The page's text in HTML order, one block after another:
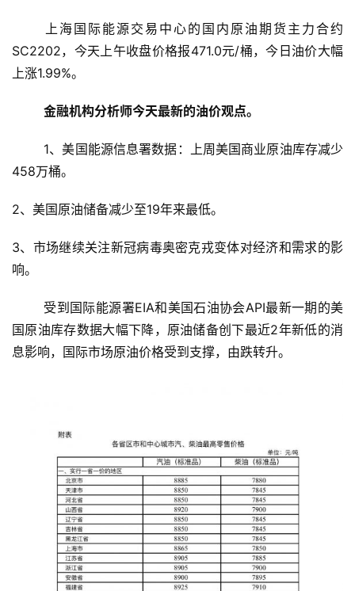
上海国际能源交易中心的国内原油期货主力合约
SC2202，今天上午收盘价格报471.0元/桶，今日油价大幅
上涨1.99%。
金融机构分析师今天最新的油价观点。
458万桶。
2、美国原油储备减少至19年来最低。
3、市场继续关注新冠病毒奥密克戎变体对经济和需求的影
响。
国原油库存数据大幅下降，原油储备创下最近2年新低的消
息影响，国际市场原油价格受到支撑，由跌转升。